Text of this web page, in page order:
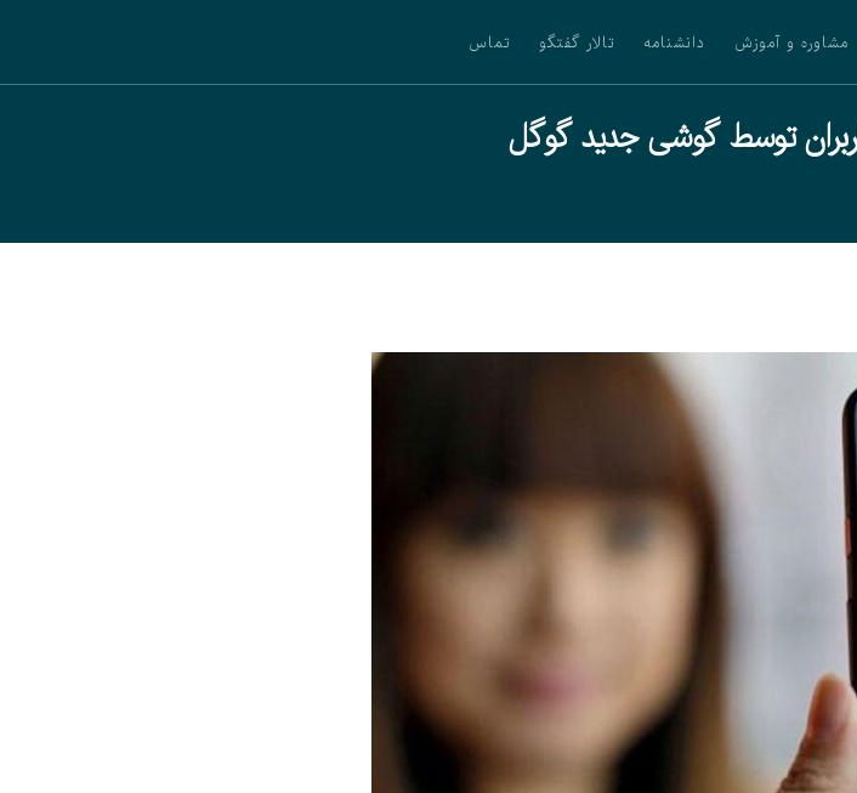
مشاوره و آموزش دانشنامه تالار گفتگو تماس
توسط گوشی جدید گوگل